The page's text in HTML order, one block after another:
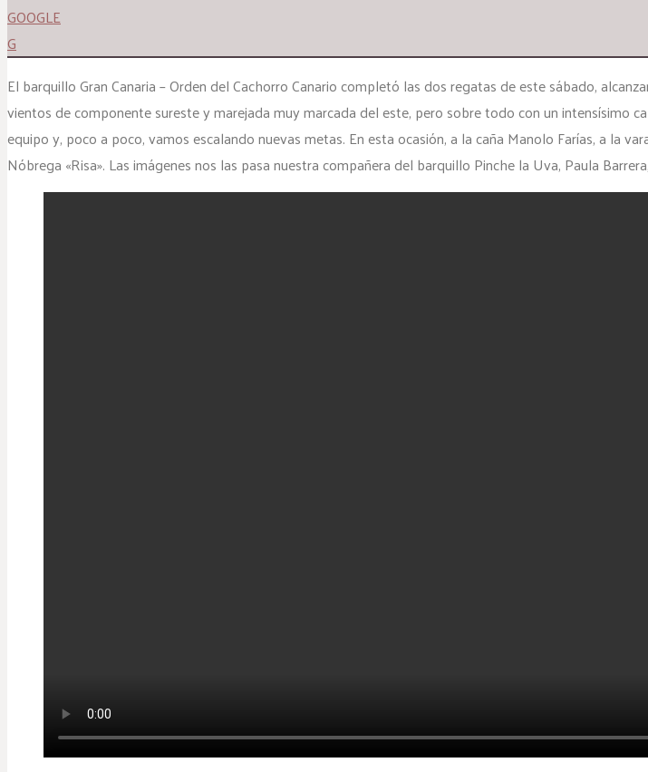
GOOGLE
G
El barquillo Gran Canaria – Orden del Cachorro Canario completó las dos regatas de este sábado,
vientos de componente sureste y marejada muy marcada del este, pero sobre todo con un intensísimo
equipo y, poco a poco, vamos escalando nuevas metas. En esta ocasión, a la caña Manolo Farías, a la
Nóbrega «Risa». Las imágenes nos las pasa nuestra compañera del barquillo Pinche la Uva, Paula